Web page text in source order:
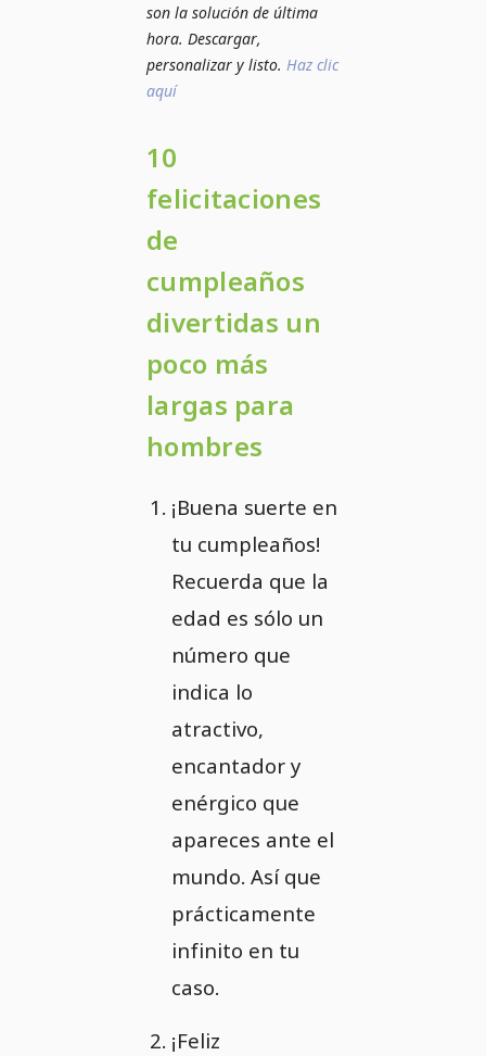
son la solución de última
hora. Descargar,
personalizar y listo. Haz clic
aquí
10
felicitaciones
de
cumpleaños
divertidas un
poco más
largas para
hombres
¡Buena suerte en
tu cumpleaños!
Recuerda que la
edad es sólo un
número que
indica lo
atractivo,
encantador y
enérgico que
apareces ante el
mundo. Así que
prácticamente
infinito en tu
caso.
¡Feliz